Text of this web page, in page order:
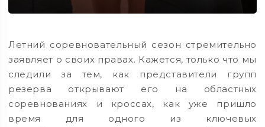
Летний соревновательный сезон стремительно
заявляет о своих правах. Кажется, только что мы
следили за тем, как представители групп
резерва открывают его на областных
соревнованиях и кроссах, как уже пришло
время для одного из ключевых